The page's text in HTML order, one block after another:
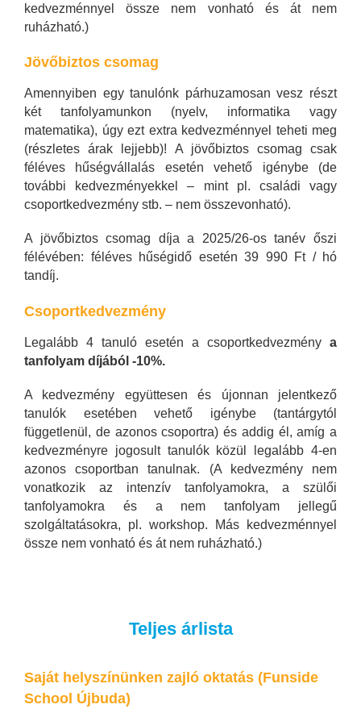
kedvezménnyel össze nem vonható és át nem
ruházható.)
Jövőbiztos csomag
Amennyiben egy tanulónk párhuzamosan vesz részt
két tanfolyamunkon (nyelv, informatika vagy
matematika), úgy ezt extra kedvezménnyel teheti meg
(részletes árak lejjebb)! A jövőbiztos csomag csak
féléves hűségvállalás esetén vehető igénybe (de
további kedvezményekkel – mint pl. családi vagy
csoportkedvezmény stb. – nem összevonható).
A jövőbiztos csomag díja a 2025/26-os tanév őszi
félévében: féléves hűségidő esetén 39 990 Ft / hó
tandíj.
Csoportkedvezmény
Legalább 4 tanuló esetén a csoportkedvezmény a
tanfolyam díjából -10%.
A kedvezmény együttesen és újonnan jelentkező
tanulók esetében vehető igénybe (tantárgytól
függetlenül, de azonos csoportra) és addig él, amíg a
kedvezményre jogosult tanulók közül legalább 4-en
azonos csoportban tanulnak. (A kedvezmény nem
vonatkozik az intenzív tanfolyamokra, a szülői
tanfolyamokra és a nem tanfolyam jellegű
szolgáltatásokra, pl. workshop. Más kedvezménnyel
össze nem vonható és át nem ruházható.)
Teljes árlista
Saját helyszínünken zajló oktatás (Funside
School Újbuda)